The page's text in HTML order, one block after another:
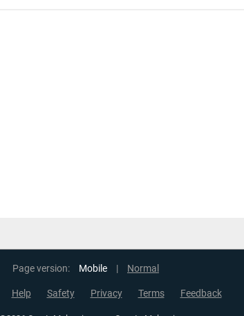
Page version: Mobile | Normal
Help Safety Privacy Terms Feedback